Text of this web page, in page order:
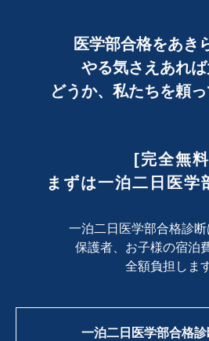
医学部合格をあき
やる気さえあれば
どうか、私たちを頼っ
[完全無
まずは一泊二日医学
一泊二日医学部合格診断
保護者、お子様の宿泊
全額負担しま
一泊二日医学部合格